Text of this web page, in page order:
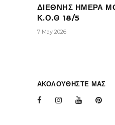
ΔΙΕΘΝΗΣ ΗΜΕΡΑ
Κ.Ο.Θ 18/5
7 May 2026
ΑΚΟΛΟΥΘΗΣΤΕ ΜΑΣ